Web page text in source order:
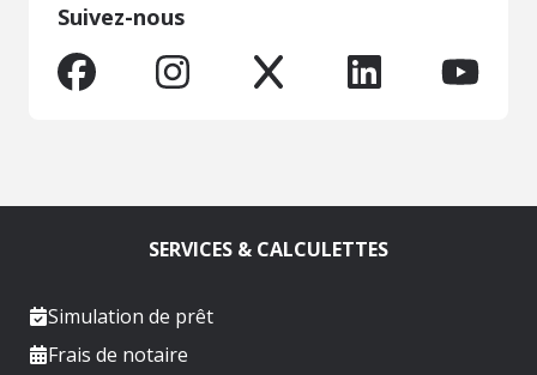
Suivez-nous
SERVICES & CALCULETTES
Simulation de prêt
Frais de notaire